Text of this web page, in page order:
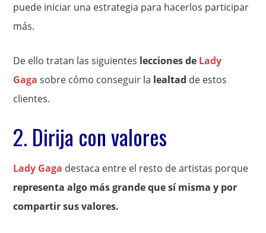
puede iniciar una estrategia para hacerlos participar
más.
De ello tratan las siguientes lecciones de Lady
Gaga sobre cómo conseguir la lealtad de estos
clientes.
2. Dirija con valores
Lady Gaga destaca entre el resto de artistas porque
representa algo más grande que sí misma y por
compartir sus valores.